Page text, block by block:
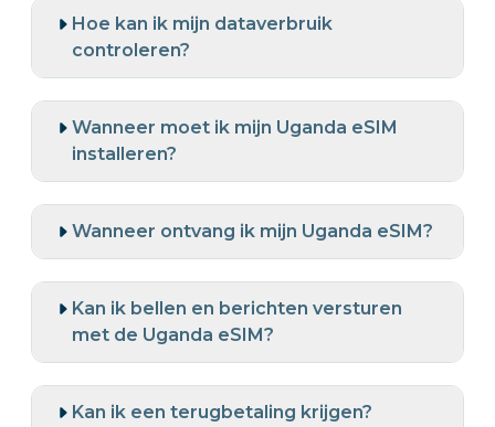
Hoe kan ik mijn dataverbruik
controleren?
Wanneer moet ik mijn Uganda eSIM
installeren?
Wanneer ontvang ik mijn Uganda eSIM?
Kan ik bellen en berichten versturen
met de Uganda eSIM?
Kan ik een terugbetaling krijgen?